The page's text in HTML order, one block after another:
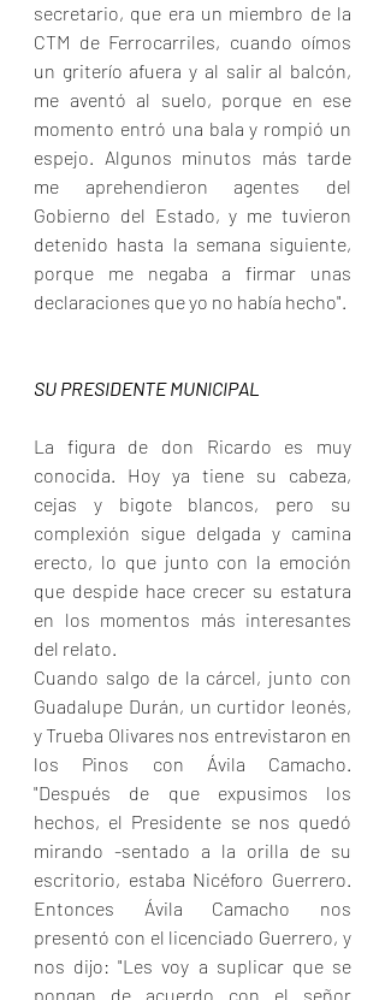
secretario, que era un miembro de la
CTM de Ferrocarriles, cuando oímos
un griterío afuera y al salir al balcón,
me aventó al suelo, porque en ese
momento entró una bala y rompió un
espejo. Algunos minutos más tarde
me aprehendieron agentes del
Gobierno del Estado, y me tuvieron
detenido hasta la semana siguiente,
porque me negaba a firmar unas
declaraciones que yo no había hecho".
SU PRESIDENTE MUNICIPAL
La figura de don Ricardo es muy
conocida. Hoy ya tiene su cabeza,
cejas y bigote blancos, pero su
complexión sigue delgada y camina
erecto, lo que junto con la emoción
que despide hace crecer su estatura
en los momentos más interesantes
del relato.
Cuando salgo de la cárcel, junto con
Guadalupe Durán, un curtidor leonés,
y Trueba Olivares nos entrevistaron en
los Pinos con Ávila Camacho.
"Después de que expusimos los
hechos, el Presidente se nos quedó
mirando -sentado a la orilla de su
escritorio, estaba Nicéforo Guerrero.
Entonces Ávila Camacho nos
presentó con el licenciado Guerrero, y
nos dijo: "Les voy a suplicar que se
pongan de acuerdo con el señor